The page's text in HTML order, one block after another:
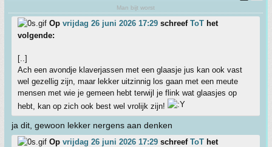
Man bijt worst
Op vrijdag 26 juni 2026 17:29 schreef ToT het
volgende:
[..]
Ach een avondje klaverjassen met een glaasje jus kan ook vast
wel gezellig zijn, maar lekker uitzinnig los gaan met een meute
mensen met wie je gemeen hebt terwijl je flink wat glaasjes op
hebt, kan op zich ook best wel vrolijk zijn!
ja dit, gewoon lekker nergens aan denken
Op vrijdag 26 juni 2026 17:29 schreef ToT het